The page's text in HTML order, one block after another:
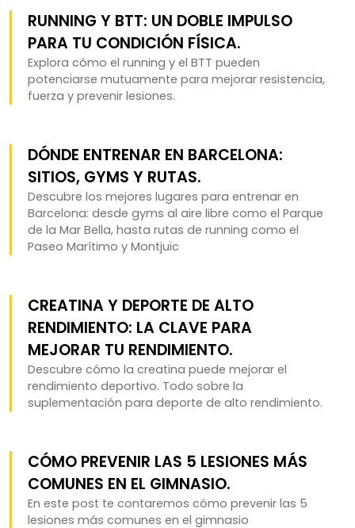
RUNNING Y BTT: UN DOBLE IMPULSO
PARA TU CONDICIÓN FÍSICA.
Explora cómo el running y el BTT pueden
potenciarse mutuamente para mejorar resistencia,
fuerza y prevenir lesiones.
DÓNDE ENTRENAR EN BARCELONA:
SITIOS, GYMS Y RUTAS.
Descubre los mejores lugares para entrenar en
Barcelona: desde gyms al aire libre como el Parque
de la Mar Bella, hasta rutas de running como el
Paseo Marítimo y Montjuïc
CREATINA Y DEPORTE DE ALTO
RENDIMIENTO: LA CLAVE PARA
MEJORAR TU RENDIMIENTO.
Descubre cómo la creatina puede mejorar el
rendimiento deportivo. Todo sobre la
suplementación para deporte de alto rendimiento.
CÓMO PREVENIR LAS 5 LESIONES MÁS
COMUNES EN EL GIMNASIO.
En este post te contaremos cómo prevenir las 5
lesiones más comunes en el gimnasio